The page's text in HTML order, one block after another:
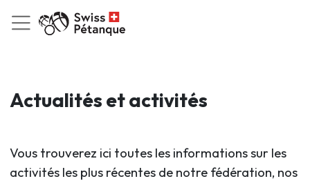
Actualités et activités
Vous trouverez ici toutes les informations sur les
activités les plus récentes de notre fédération, nos